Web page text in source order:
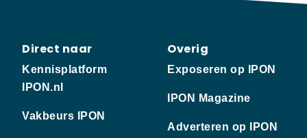
Direct naar
Kennisplatform
IPON.nl
Vakbeurs IPON
Overig
Exposeren op IPON
IPON Magazine
Adverteren op IPON